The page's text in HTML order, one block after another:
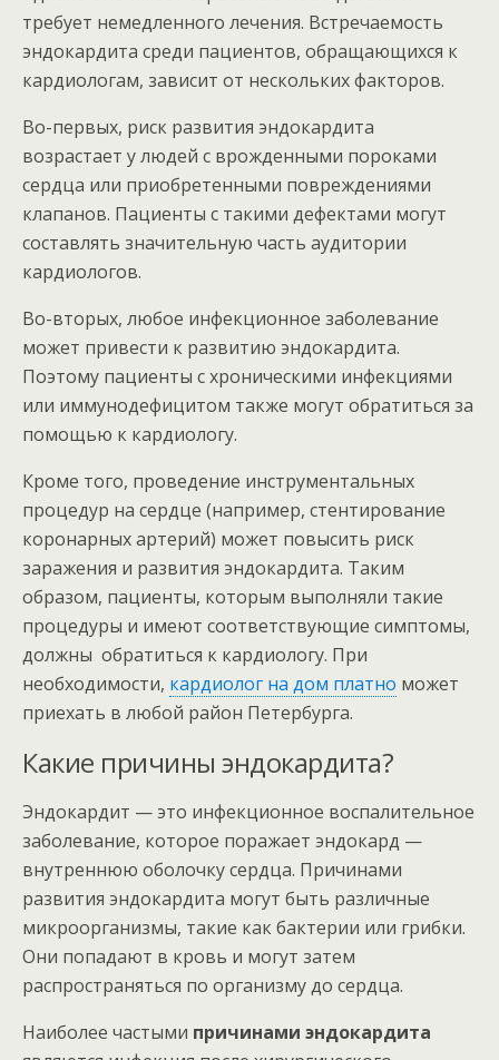
требует немедленного лечения. Встречаемость
эндокардита среди пациентов, обращающихся к
кардиологам, зависит от нескольких факторов.
Во-первых, риск развития эндокардита
возрастает у людей с врожденными пороками
сердца или приобретенными повреждениями
клапанов. Пациенты с такими дефектами могут
составлять значительную часть аудитории
кардиологов.
Во-вторых, любое инфекционное заболевание
может привести к развитию эндокардита.
Поэтому пациенты с хроническими инфекциями
или иммунодефицитом также могут обратиться за
помощью к кардиологу.
Кроме того, проведение инструментальных
процедур на сердце (например, стентирование
коронарных артерий) может повысить риск
заражения и развития эндокардита. Таким
образом, пациенты, которым выполняли такие
процедуры и имеют соответствующие симптомы,
должны обратиться к кардиологу. При
необходимости, кардиолог на дом платно может
приехать в любой район Петербурга.
Какие причины эндокардита?
Эндокардит — это инфекционное воспалительное
заболевание, которое поражает эндокард —
внутреннюю оболочку сердца. Причинами
развития эндокардита могут быть различные
микроорганизмы, такие как бактерии или грибки.
Они попадают в кровь и могут затем
распространяться по организму до сердца.
Наиболее частыми причинами эндокардита